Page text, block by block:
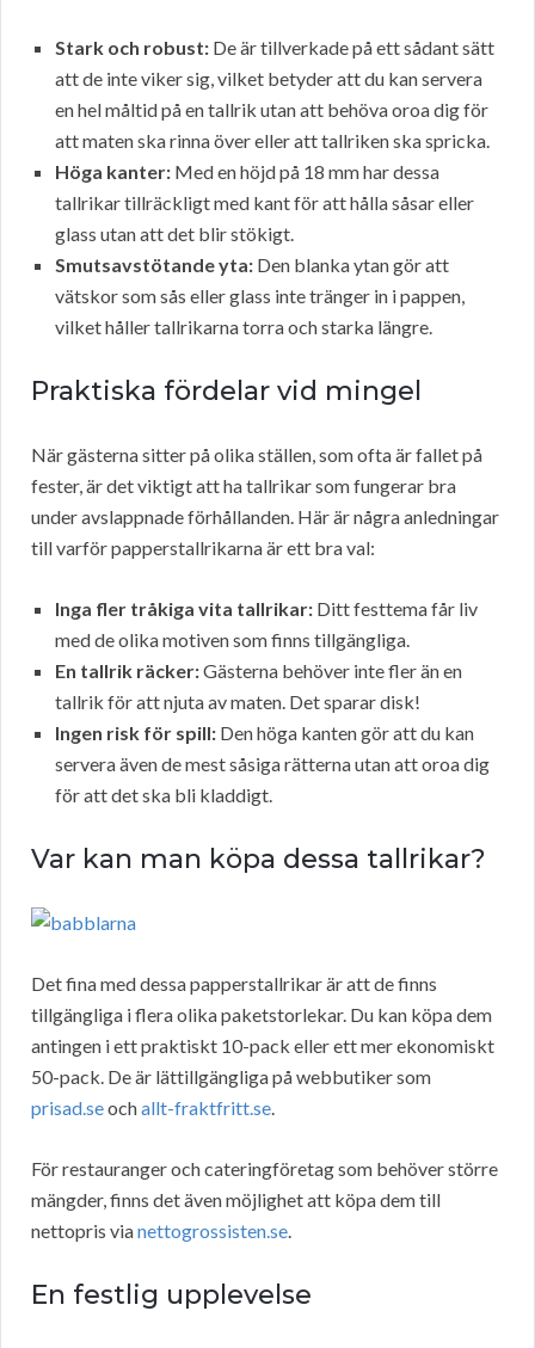
Stark och robust: De är tillverkade på ett sådant sätt
att de inte viker sig, vilket betyder att du kan servera
en hel måltid på en tallrik utan att behöva oroa dig för
att maten ska rinna över eller att tallriken ska spricka.
Höga kanter: Med en höjd på 18 mm har dessa
tallrikar tillräckligt med kant för att hålla såsar eller
glass utan att det blir stökigt.
Smutsavstötande yta: Den blanka ytan gör att
vätskor som sås eller glass inte tränger in i pappen,
vilket håller tallrikarna torra och starka längre.
Praktiska fördelar vid mingel
När gästerna sitter på olika ställen, som ofta är fallet på
fester, är det viktigt att ha tallrikar som fungerar bra
under avslappnade förhållanden. Här är några anledningar
till varför papperstallrikarna är ett bra val:
Inga fler tråkiga vita tallrikar: Ditt festtema får liv
med de olika motiven som finns tillgängliga.
En tallrik räcker:Gästerna behöver inte fler än en
tallrik för att njuta av maten. Det sparar disk!
Ingen risk för spill: Den höga kanten gör att du kan
servera även de mest såsiga rätterna utan att oroa dig
för att det ska bli kladdigt.
Var kan man köpa dessa tallrikar?
Det fina med dessa papperstallrikar är att de finns
tillgängliga i flera olika paketstorlekar. Du kan köpa dem
antingen i ett praktiskt 10-pack eller ett mer ekonomiskt
50-pack. De är lättillgängliga på webbutiker som
prisad.seochallt-fraktfritt.se.
För restauranger och cateringföretag som behöver större
mängder, finns det även möjlighet att köpa dem till
nettopris vianettogrossisten.se.
En festlig upplevelse